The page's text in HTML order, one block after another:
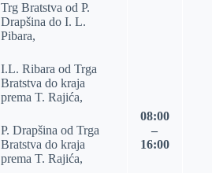
Trg Bratstva od P.
Drapšina do I. L.
Pibara,
I.L. Ribara od Trga
Bratstva do kraja
prema T. Rajića,
P. Drapšina od Trga
Bratstva do kraja
prema T. Rajića,
08:00
–
16:00